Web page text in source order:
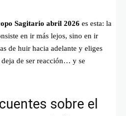
Sagitario abril 2026 es esta: la
en ir más lejos, sino en ir
de huir hacia adelante y eliges
de ser reacción… y se
sobre el